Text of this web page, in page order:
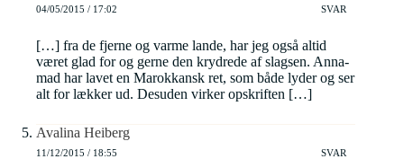
04/05/2015 / 17:02 SVAR
[…] fra de fjerne og varme lande, har jeg også altid
været glad for og gerne den krydrede af slagsen. Anna-
mad har lavet en Marokkansk ret, som både lyder og ser
alt for lækker ud. Desuden virker opskriften […]
Avalina Heiberg
11/12/2015 / 18:55 SVAR